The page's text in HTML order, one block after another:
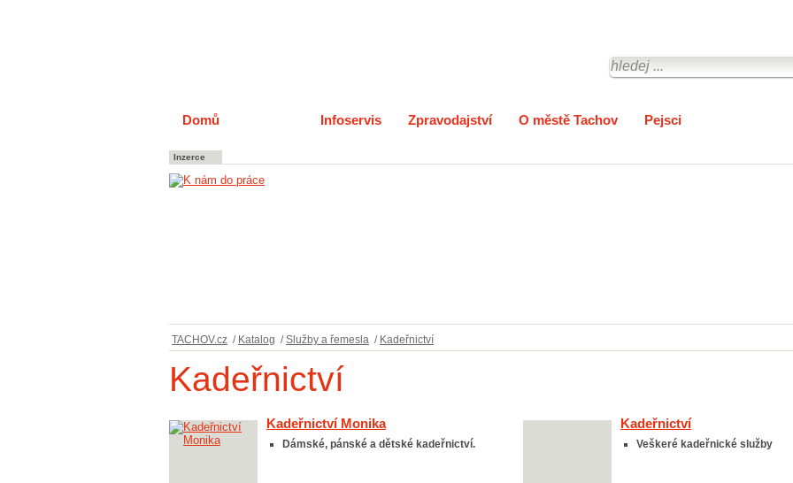
Domů Infoservis Zpravodajství O městě Tachov Pejsci
Inzerce
TACHOV.cz / Katalog / Služby a řemesla / Kadeřnictví
Kadeřnictví
Kadeřnictví Monika
Dámské, pánské a dětské kadeřnictví.
Kadeřnictví
Veškeré kadeřnické služby